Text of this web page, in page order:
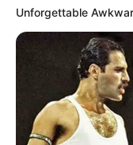
INSPIRASI
Semangat
Unforgettable